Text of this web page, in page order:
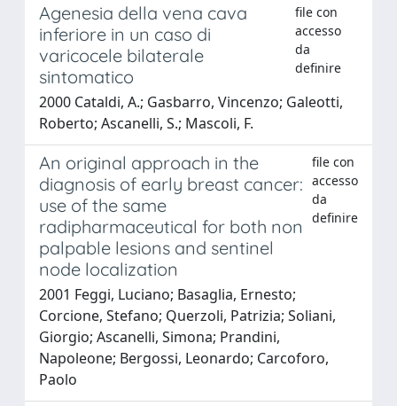
Agenesia della vena cava
inferiore in un caso di
varicocele bilaterale
sintomatico
file con
accesso
da
definire
2000 Cataldi, A.; Gasbarro, Vincenzo; Galeotti,
Roberto; Ascanelli, S.; Mascoli, F.
An original approach in the
diagnosis of early breast cancer:
use of the same
radipharmaceutical for both non
palpable lesions and sentinel
node localization
file con
accesso
da
definire
2001 Feggi, Luciano; Basaglia, Ernesto;
Corcione, Stefano; Querzoli, Patrizia; Soliani,
Giorgio; Ascanelli, Simona; Prandini,
Napoleone; Bergossi, Leonardo; Carcoforo,
Paolo